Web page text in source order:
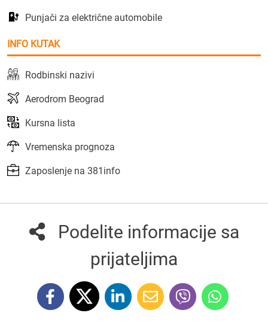
Punjači za električne automobile
INFO KUTAK
Rodbinski nazivi
Aerodrom Beograd
Kursna lista
Vremenska prognoza
Zaposlenje na 381info
Podelite informacije sa
prijateljima